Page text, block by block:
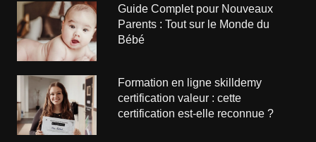
Guide Complet pour Nouveaux
Parents : Tout sur le Monde du
Bébé
Formation en ligne skilldemy
certification valeur : cette
certification est-elle reconnue ?